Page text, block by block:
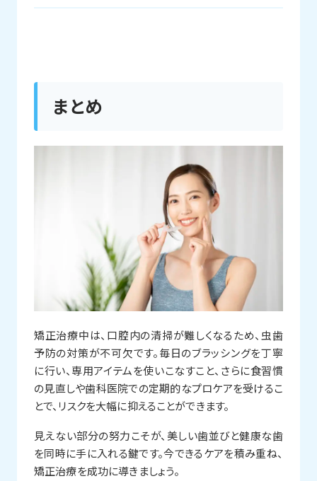
まとめ
矯正治療中は、口腔内の清掃が難しくなるため、虫歯
予防の対策が不可欠です。毎日のブラッシングを丁寧
に行い、専用アイテムを使いこなすこと、さらに食習慣
の見直しや歯科医院での定期的なプロケアを受けるこ
とで、リスクを大幅に抑えることができます。
見えない部分の努力こそが、美しい歯並びと健康な歯
を同時に手に入れる鍵です。今できるケアを積み重ね、
矯正治療を成功に導きましょう。